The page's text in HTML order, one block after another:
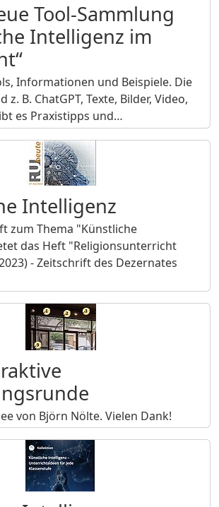
Tool-Sammlung
Intelligenz im
Informationen und Beispiele. Die
z. B. ChatGPT, Texte, Bilder, Video,
es Praxistipps und…
Intelligenz
zum Thema "Künstliche
das Heft "Religionsunterricht
- Zeitschrift des Dezernates
von Björn Nölte. Vielen Dank!